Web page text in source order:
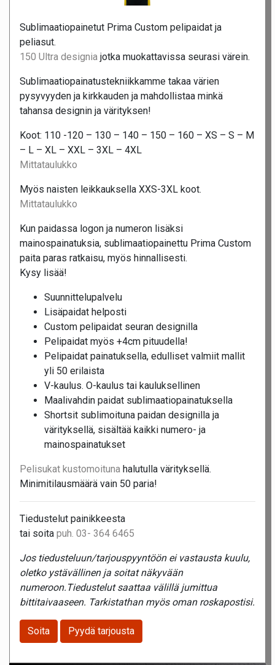
Sublimaatiopainetut Prima Custom pelipaidat ja
peliasut.
150 Ultra designia jotka muokattavissa seurasi värein.
Sublimaatiopainatustekniikkamme takaa värien
pysyvyyden ja kirkkauden ja mahdollistaa minkä
tahansa designin ja värityksen!
Koot: 110 -120 – 130 – 140 – 150 – 160 – XS – S – M
– L – XL – XXL – 3XL – 4XL
Mittataulukko
Myös naisten leikkauksella XXS-3XL koot.
Mittataulukko
Kun paidassa logon ja numeron lisäksi
mainospainatuksia, sublimaatiopainettu Prima Custom
paita paras ratkaisu, myös hinnallisesti.
Kysy lisää!
Suunnittelupalvelu
Lisäpaidat helposti
Custom pelipaidat seuran designilla
Pelipaidat myös +4cm pituudella!
Pelipaidat painatuksella, edulliset valmiit mallit
yli 50 erilaista
V-kaulus. O-kaulus tai kauluksellinen
Maalivahdin paidat sublimaatiopainatuksella
Shortsit sublimoituna paidan designilla ja
värityksellä, sisältää kaikki numero- ja
mainospainatukset
Pelisukat kustomoituna halutulla värityksellä.
Minimitilausmäärä vain 50 paria!
Tiedustelut painikkeesta
tai soita puh. 03- 364 6465
Jos tiedusteluun/tarjouspyyntöön ei vastausta kuulu,
oletko ystävällinen ja soitat näkyvään
numeroon.Tiedustelut saattaa välillä jumittua
bittitaivaaseen. Tarkistathan myös oman roskapostisi.
Soita Pyydä tarjousta